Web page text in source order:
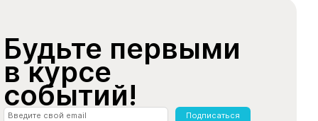
Будьте первыми
в курсе
событий!
Подписаться